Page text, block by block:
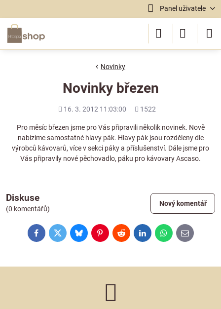
Panel uživatele
Novinky
Novinky březen
Přidáno
16. 3. 2012 11:03:00
Počet
1522
Pro měsíc březen jsme pro Vás připravili několik novinek. Nově
nabízíme samostatné hlavy pák. Hlavy pák jsou rozděleny dle
výrobců kávovarů, více v sekci páky a příslušenství. Dále jsme pro
Vás připravily nové pěchovadlo, páku pro kávovary Ascaso.
Diskuse
(0 komentářů)
Nový komentář
FacebookTwitterBlueskyPinterestRedditLinkedInWhatsApp
E-
mail